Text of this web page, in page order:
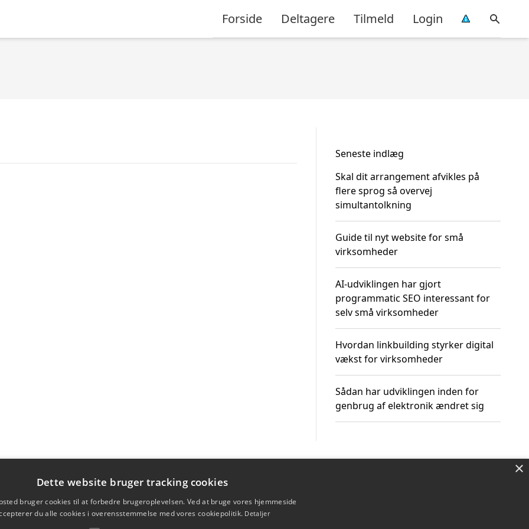
Forside Deltagere Tilmeld Login
Seneste indlæg
Skal dit arrangement afvikles på
flere sprog så overvej
simultantolkning
Guide til nyt website for små
virksomheder
AI-udviklingen har gjort
programmatic SEO interessant for
selv små virksomheder
Hvordan linkbuilding styrker digital
vækst for virksomheder
Sådan har udviklingen inden for
genbrug af elektronik ændret sig
×
Dette website bruger tracking cookies
bruger cookies til at forbedre brugeroplevelsen. Ved at bruge vores hjemmeside
du alle cookies i overensstemmelse med vores cookiepolitik. Detaljer